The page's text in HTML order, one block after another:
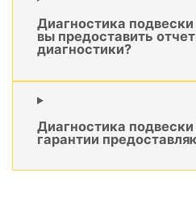
Диагностика
вы предоставить
диагностики?
Диагностика
гарантии